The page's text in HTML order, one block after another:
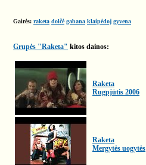
Gairės: raketa dolčė gabana klaipėdoj gyvena
Grupės "Raketa" kitos dainos:
Raketa
Rugpjūtis 2006
Raketa
Mergytės uogytės